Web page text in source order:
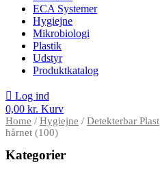
ECA Systemer
Hygiejne
Mikrobiologi
Plastik
Udstyr
Produktkatalog
Log ind
0,00 kr. Kurv
Home / Hygiejne / Detekterbar Plast
hårnet (100)
Kategorier